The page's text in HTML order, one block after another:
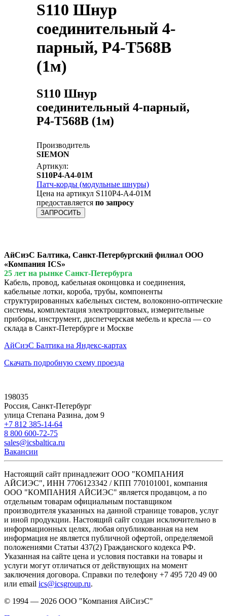
S110 Шнур
соединительный 4-
парный, P4-T568B
(1м)
S110 Шнур
соединительный 4-парный,
P4-T568B (1м)
Производитель
SIEMON
Артикул:
S110P4-A4-01M
Патч-корды (модульные шнуры)
Цена на артикул S110P4-A4-01M
предоставляется по запросу
ЗАПРОСИТЬ
АйСиэС Балтика, Санкт-Петербургский филиал ООО
«Компания ICS»
25 лет на рынке Санкт-Петербурга
Кабель, провод, кабельная оконцовка и соединения,
кабельные лотки, короба, трубы, компоненты
структурированных кабельных систем, волоконно-оптические
системы, комплектация электрощитовых, измерительные
приборы, инструмент, диспетчерская мебель и кресла — со
склада в Санкт-Петербурге и Москве
АйСиэС Балтика на Яндекс-картах
Скачать подробную схему проезда
198035
Россия, Санкт-Петербург
улица Степана Разина, дом 9
+7 812 385-14-64
8 800 600-72-75
sales@icsbaltica.ru
Вакансии
Настоящий сайт принадлежит ООО "КОМПАНИЯ
АЙСИЭС", ИНН 7706123342 / КПП 770101001, компания
ООО "КОМПАНИЯ АЙСИЭС" является продавцом, а по
отдельным товарам официальным поставщиком
производителя указанных на данной странице товаров, услуг
и иной продукции. Настоящий сайт создан исключительно в
информационных целях, любая опубликованная на нем
информация не является публичной офертой, определяемой
положениями Статьи 437(2) Гражданского кодекса РФ.
Указанная на сайте цена и условия поставки на товары и
услуги могут отличаться от действующих на момент
заключения договора. Справки по телефону +7 495 720 49 00
или email ics@icsgroup.ru.
© 1994 — 2026 ООО "Компания АйСиэС"